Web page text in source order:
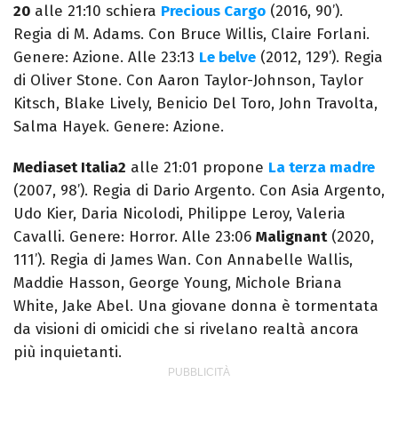
20 alle 21:10 schiera Precious Cargo (2016, 90’).
Regia di M. Adams. Con Bruce Willis, Claire Forlani.
Genere: Azione. Alle 23:13 Le belve (2012, 129’). Regia
di Oliver Stone. Con Aaron Taylor-Johnson, Taylor
Kitsch, Blake Lively, Benicio Del Toro, John Travolta,
Salma Hayek. Genere: Azione.
Mediaset Italia2 alle 21:01 propone La terza madre
(2007, 98’). Regia di Dario Argento. Con Asia Argento,
Udo Kier, Daria Nicolodi, Philippe Leroy, Valeria
Cavalli. Genere: Horror. Alle 23:06 Malignant(2020,
111’). Regia di James Wan. Con Annabelle Wallis,
Maddie Hasson, George Young, Michole Briana
White, Jake Abel. Una giovane donna è tormentata
da visioni di omicidi che si rivelano realtà ancora
più inquietanti.